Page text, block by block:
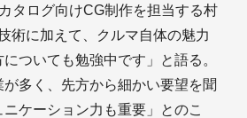
タログ向けCG制作を担当する村
術に加えて、クルマ自体の魅力
ついても勉強中です」と語る。
多く、先方から細かい要望を聞
ケーション力も重要」とのこ